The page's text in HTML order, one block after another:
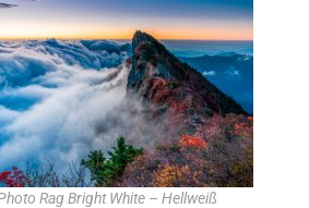
Rag Bright White – Hellweiß